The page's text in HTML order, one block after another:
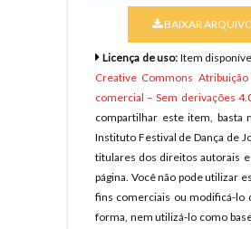
BAIXAR
Licença de uso: Item
Creative Commons
comercial – Sem derivações
compartilhar este item, basta
Instituto Festival de Dança de
titulares dos direitos autorais e
página. Você não pode utilizar
fins comerciais ou modificá-lo
forma, nem utilizá-lo como